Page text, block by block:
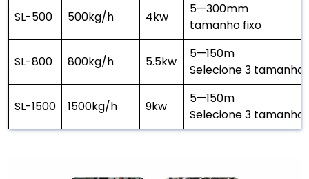
SL-500 500kg/h 4kw
5—300mm
tamanho fixo
SL-800 800kg/h 5.5kw
5—150m
Selecione 3 tamanhos
SL-1500 1500kg/h 9kw
5—150m
Selecione 3 tamanhos